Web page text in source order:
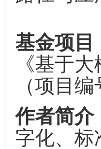
基金项目
《基于
（项目
作者简介
字化、标